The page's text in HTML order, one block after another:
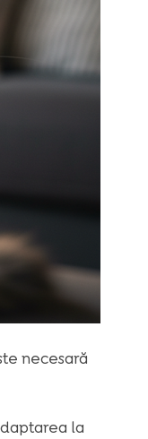
necesară
la